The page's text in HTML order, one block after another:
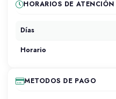
HORARIOS DE ATENCIÓN
Días
Horario
METODOS DE PAGO